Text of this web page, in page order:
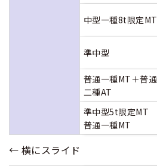
中型一種8t限定MT
準中型
普通一種MT＋普通
二種AT
準中型5t限定MT
普通一種MT